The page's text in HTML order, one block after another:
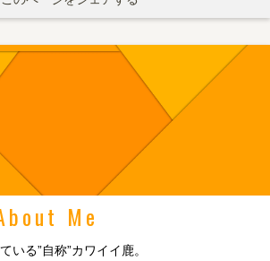
Me
いる”自称”カワイイ鹿。